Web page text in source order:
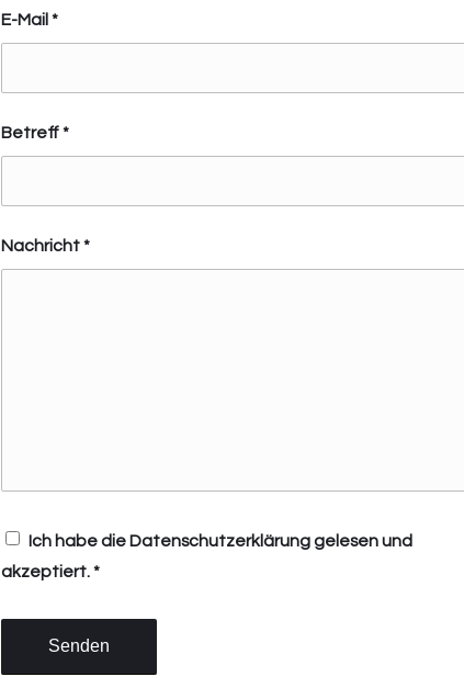
E-Mail *
Betreff*
Nachricht*
Ich habe die Datenschutzerklärunggelesen und
akzeptiert.*